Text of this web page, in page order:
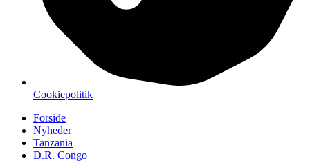
Cookiepolitik
Forside
Nyheder
Tanzania
D.R. Congo